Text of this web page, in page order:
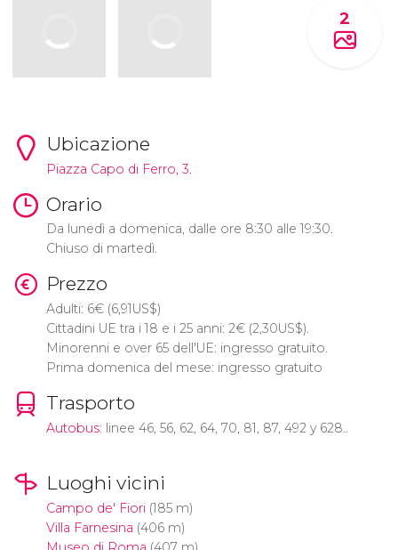
2
Ubicazione
Piazza Capo di Ferro, 3.
Orario
Da lunedì a domenica, dalle ore 8:30 alle 19:30.
Chiuso di martedì.
Prezzo
Adulti: 6€(6,91US$)
Cittadini UE tra i 18 e i 25 anni: 2€(2,30US$).
Minorenni e over 65 dell'UE: ingresso gratuito.
Prima domenica del mese: ingresso gratuito
Trasporto
Autobus: linee 46, 56, 62, 64, 70, 81, 87, 492 y 628..
Luoghi vicini
Campo de' Fiori(185 m)
Villa Farnesina (406 m)